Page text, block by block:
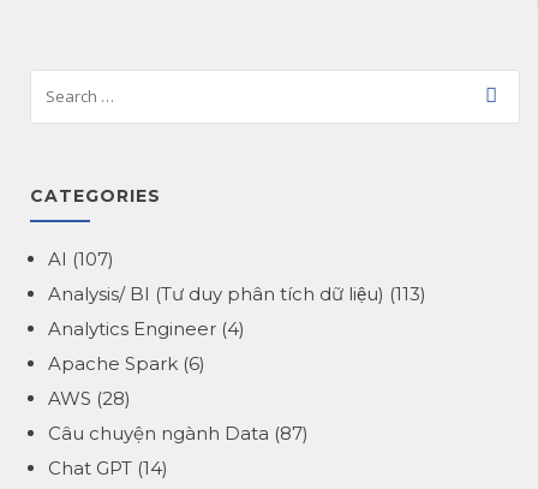
CATEGORIES
AI (107)
Analysis/ BI (Tư duy phân tích dữ liệu) (113)
Analytics Engineer (4)
Apache Spark (6)
AWS (28)
Câu chuyện ngành Data (87)
Chat GPT (14)